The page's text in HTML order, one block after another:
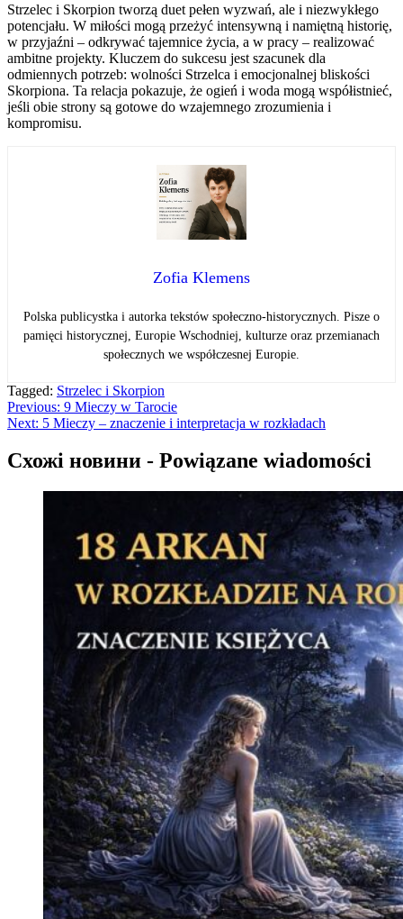
Strzelec i Skorpion tworzą duet pełen wyzwań, ale i niezwykłego
potencjału. W miłości mogą przeżyć intensywną i namiętną historię,
w przyjaźni – odkrywać tajemnice życia, a w pracy – realizować
ambitne projekty. Kluczem do sukcesu jest szacunek dla
odmiennych potrzeb: wolności Strzelca i emocjonalnej bliskości
Skorpiona. Ta relacja pokazuje, że ogień i woda mogą współistnieć,
jeśli obie strony są gotowe do wzajemnego zrozumienia i
kompromisu.
Zofia Klemens
Polska publicystka i autorka tekstów społeczno-historycznych. Pisze o
pamięci historycznej, Europie Wschodniej, kulturze oraz przemianach
społecznych we współczesnej Europie.
Tagged: Strzelec i Skorpion
Навігація
записів
Previous: 9 Mieczy w Tarocie
Next: 5 Mieczy – znaczenie i interpretacja w rozkładach
Схожі новини - Powiązane wiadomości